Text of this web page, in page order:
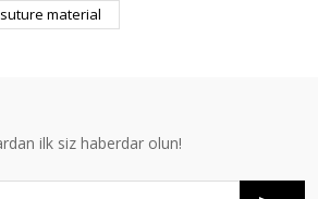
material
ilk siz haberdar olun!